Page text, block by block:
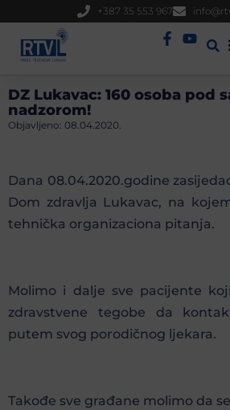
+387 35 553 967
DZ Lukavac: 160 osoba pod
nadzorom!
Objavljeno: 08.04.2020.
Dana 08.04.2020.godine
Dom zdravlja Lukavac, na
tehnička organizaciona pitanja.
Molimo i dalje sve pacijente
zdravstvene tegobe da
putem svog porodičnog ljekara.
Takođe sve građane molimo da